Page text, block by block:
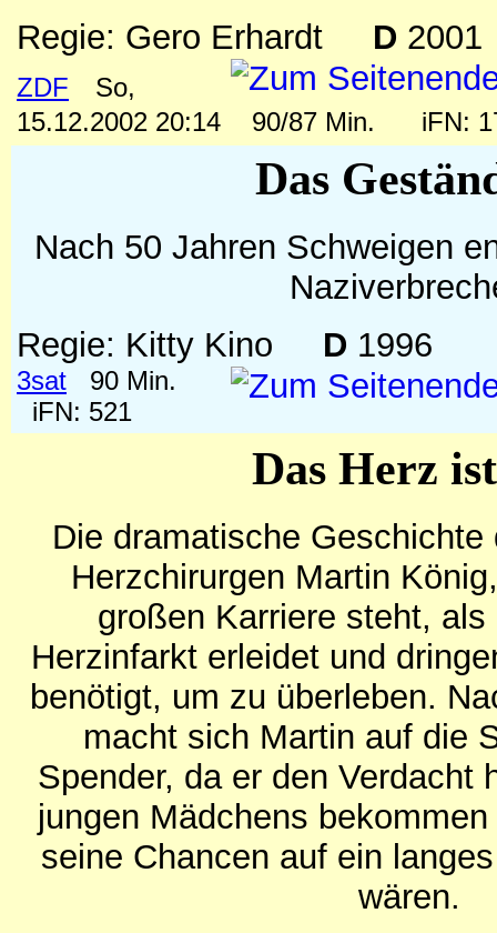
Regie: Gero Erhardt D 2001
ZDF
So,
15.12.2002 20:14
90/87 Min. iFN:
Das
Nach 50 Jahren Schweigen
Regie: Kitty Kino D 1996
3sat 90 Min.
iFN: 521
Das Herz
Die dramatische
Herzchirurgen Martin
großen Karriere steht,
Herzinfarkt erleidet und
benötigt, um zu überleben.
macht sich Martin auf die
Spender, da er den Verdacht
jungen Mädchens
seine Chancen auf ein
wären.